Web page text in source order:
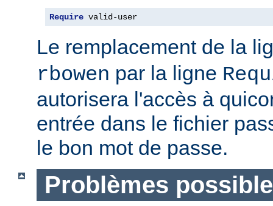
Require valid-user
Le remplacement de la
rbowen par la ligne
autorisera l'accès à
entrée dans le fichier
le bon mot de passe.
Problèmes